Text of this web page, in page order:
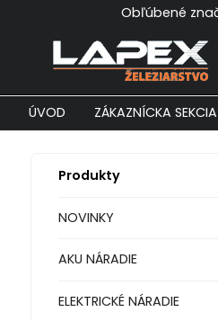
Obľúbené
ÚVOD ZÁKAZNÍCKA SEKCIA
Produkty
NOVINKY
AKU NÁRADIE
ELEKTRICKÉ NÁRADIE